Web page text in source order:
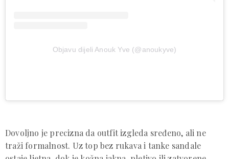
Objavu dijeli Anouk Yve (@anoukyve)
Dovoljno je precizna da outfit izgleda sređeno, ali ne
traži formalnost. Uz top bez rukava i tanke sandale